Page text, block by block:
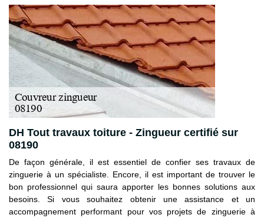
DH Tout travaux toiture - Zingueur certifié sur
08190
De façon générale, il est essentiel de confier ses travaux de
zinguerie à un spécialiste. Encore, il est important de trouver le
bon professionnel qui saura apporter les bonnes solutions aux
besoins. Si vous souhaitez obtenir une assistance et un
accompagnement performant pour vos projets de zinguerie à